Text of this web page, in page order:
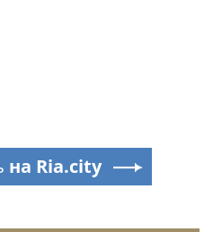
на Ria.city